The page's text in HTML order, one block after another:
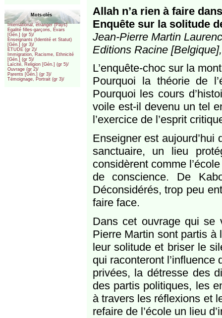
Mots-clés
International, étranger (Pays)
Egalité filles-garçons, Evars
[Gén.] (gr 5)/
Enseignants (Identité et Statut)
[Gén.] (gr 3)/
ETUDE (gr 2)/
Immigration, Racisme, Ethnicité
[Gén.] (gr 5)/
Laïcité, Religion [Gén.] (gr 5)/
Ouvrage (gr 2)/
Parents [Gén.] (gr 3)/
Témoignage, Portrait (gr 3)/
Allah n’a rien à faire
Enquête sur la solitude
Jean-Pierre Martin
Editions Racine
L’enquête-choc sur la
Pourquoi la théorie de
Pourquoi les cours
voile est-il devenu un tel
l’exercice de l’esprit
Enseigner est aujourd’hui
sanctuaire, un lieu
considèrent comme
de conscience. De
Déconsidérés, trop peu
faire face.
Dans cet ouvrage qui se
Pierre Martin sont partis à
leur solitude et briser le
qui raconteront
privées, la détresse des
des partis politiques, les
à travers les réflexions et
refaire de l’école un lieu